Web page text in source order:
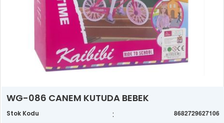
WG-086 CANEM KUTUDA BEBEK
Stok Kodu : 8682729627106